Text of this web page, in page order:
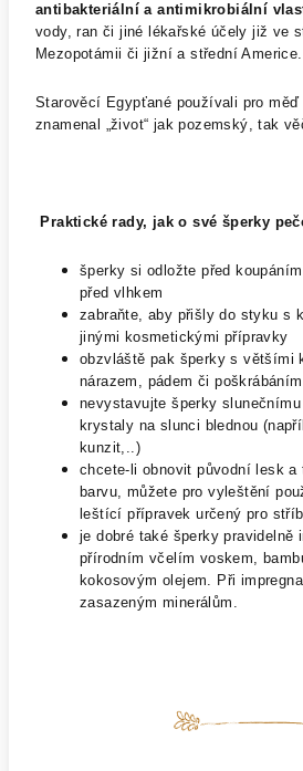
antibakteriální a antimikrobiální
vody, ran či jiné lékařské účely již ve
Mezopotámii či jižní a střední Americe.
Starověcí Egypťané používali pro
znamenal „život“ jak pozemský, tak
Praktické rady, jak o své šperky
šperky si odložte před
před vlhkem
zabraňte, aby přišly do styku s
jinými kosmetickými přípravky
obzvláště pak šperky s většími
nárazem, pádem či poškrábáním
nevystavujte šperky
krystaly na slunci blednou
kunzit,..)
chcete-li obnovit původní lesk a
barvu, můžete pro vyleštění
leštící přípravek určený pro
je dobré také šperky pravidelně
přírodním včelím voskem,
kokosovým olejem. Při
zasazeným minerálům.